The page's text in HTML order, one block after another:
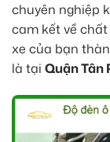
chuyên nghiệp
cam kết về
xe của bạn
là tại Quận Tân